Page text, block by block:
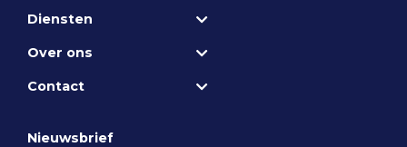
Diensten
Over ons
Contact
Nieuwsbrief